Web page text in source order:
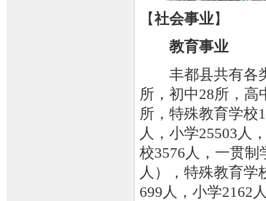
【社会事业】
教育事业
丰都县共有各类
所，初中28所，
所，特殊教育学校
人，小学25503人
校3576人，一贯制
人），特殊教育学
699人，小学2162